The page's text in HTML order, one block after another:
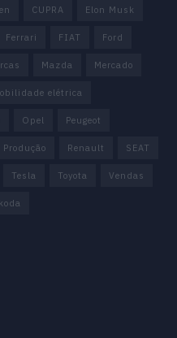
CUPRA Elon Musk
Ferrari FIAT Ford
Mazda Mercado
elétrica
Opel Peugeot
Produção Renault SEAT
Tesla Toyota Vendas